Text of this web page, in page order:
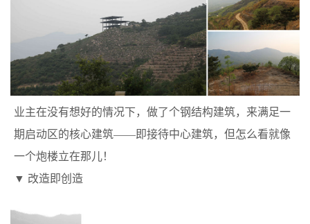
Type
Beauty
Figure
Fronter
About
业主在没有想好的情况下，做了个钢结构建筑，来满足一
期启动区的核心建筑——即接待中心建筑，但怎么看就像
一个炮楼立在那儿！
▼ 改造即创造